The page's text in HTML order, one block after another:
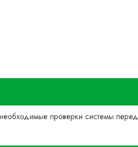
проверки системы перед